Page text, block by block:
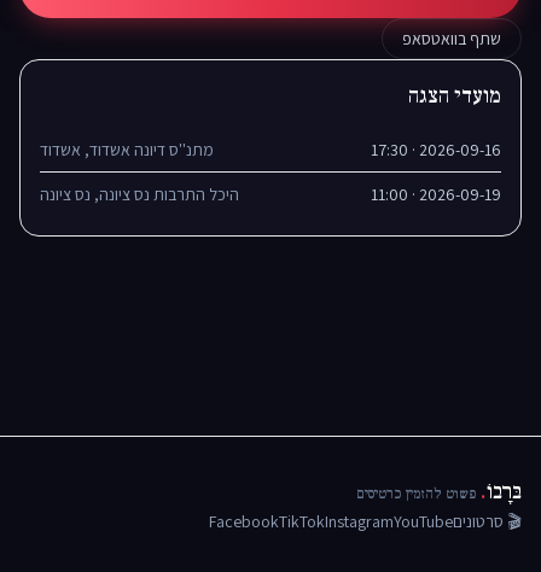
שתף בוואטסאפ
מועדי הצגה
2026-09-16 · 17:30 מתנ''ס דיונה אשדוד, אשדוד
2026-09-19 · 11:00 היכל התרבות נס ציונה, נס ציונה
בּרָבוֹ. פשוט להזמין כרטיסים
🎬 סרטוניםYouTube
Instagram
TikTok
Facebook